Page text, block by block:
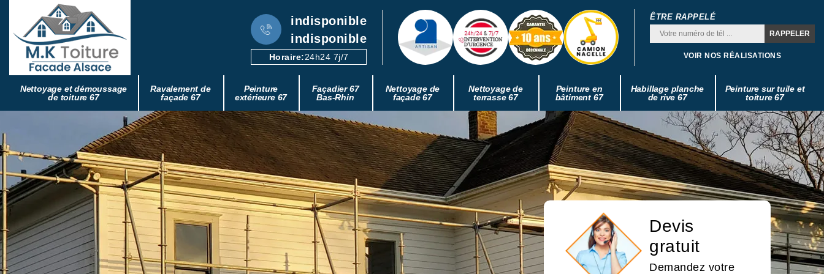
indisponible
indisponible
Horaire:24h24 7j/7
ÊTRE RAPPELÉ
VOIR NOS RÉALISATIONS
Nettoyage et démoussage
de toiture 67
Ravalement de
façade 67
Peinture
extérieure 67
Façadier 67
Bas-Rhin
Nettoyage de
façade 67
Nettoyage de
terrasse 67
Peinture en
bâtiment 67
Habillage planche
de rive 67
Peinture sur tuile et
toiture 67
Devis
gratuit
Demandez votre